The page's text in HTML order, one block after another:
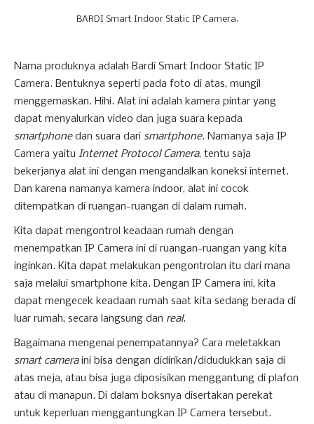
BARDI Smart Indoor Static IP Camera.
Nama produknya adalah Bardi Smart Indoor Static IP
Camera. Bentuknya seperti pada foto di atas, mungil
menggemaskan. Hihi. Alat ini adalah kamera pintar yang
dapat menyalurkan video dan juga suara kepada
smartphonedan suara dari smartphone. Namanya saja IP
Camera yaitu Internet Protocol Camera, tentu saja
bekerjanya alat ini dengan mengandalkan koneksi internet.
Dan karena namanya kamera indoor, alat ini cocok
ditempatkan di ruangan-ruangan di dalam rumah.
Kita dapat mengontrol keadaan rumah dengan
menempatkan IP Camera ini di ruangan-ruangan yang kita
inginkan. Kita dapat melakukan pengontrolan itu dari mana
saja melalui smartphone kita. Dengan IP Camera ini, kita
dapat mengecek keadaan rumah saat kita sedang berada di
luar rumah, secara langsung dan real.
Bagaimana mengenai penempatannya? Cara meletakkan
smart cameraini bisa dengan didirikan/didudukkan saja di
atas meja, atau bisa juga diposisikan menggantung di plafon
atau di manapun. Di dalam boksnya disertakan perekat
untuk keperluan menggantungkan IP Camera tersebut.